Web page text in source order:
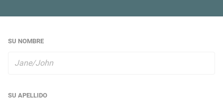
SU NOMBRE
SU APELLIDO